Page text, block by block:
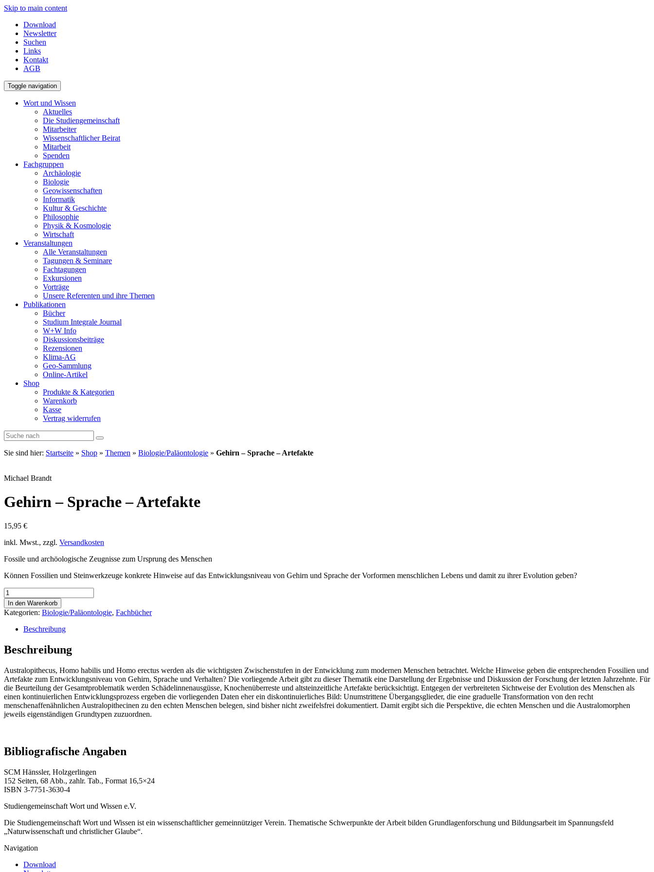
Skip to main content
Download
Newsletter
Suchen
Links
Kontakt
AGB
Toggle navigation
Wort und Wissen
Aktuelles
Die Studiengemeinschaft
Mitarbeiter
Wissenschaftlicher Beirat
Mitarbeit
Spenden
Fachgruppen
Archäologie
Biologie
Geowissenschaften
Informatik
Kultur & Geschichte
Philosophie
Physik & Kosmologie
Wirtschaft
Veranstaltungen
Alle Veranstaltungen
Tagungen & Seminare
Fachtagungen
Exkursionen
Vorträge
Unsere Referenten und ihre Themen
Publikationen
Bücher
Studium Integrale Journal
W+W Info
Diskussionsbeiträge
Rezensionen
Klima-AG
Geo-Sammlung
Online-Artikel
Shop
Produkte & Kategorien
Warenkorb
Kasse
Vertrag widerrufen
Sie sind hier: Startseite » Shop » Themen » Biologie/Paläontologie » Gehirn – Sprache – Artefakte
Michael Brandt
Gehirn – Sprache – Artefakte
15,95 €
inkl. Mwst., zzgl. Versandkosten
Fossile und archöologische Zeugnisse zum Ursprung des Menschen
Können Fossilien und Steinwerkzeuge konkrete Hinweise auf das Entwicklungsniveau von Gehirn und Sprache der Vorformen menschlichen Lebens und damit zu ihrer Evolution geben?
Gehirn
–
Sprache
–
Artefakte
Menge
In den Warenkorb
Kategorien: Biologie/Paläontologie, Fachbücher
Beschreibung
Beschreibung
Australopithecus, Homo habilis und Homo erectus werden als die wichtigsten Zwischenstufen in der Entwicklung zum modernen Menschen betrachtet. Welche Hinweise geben die entsprechenden Fossilien und
Artefakte zum Entwicklungsniveau von Gehirn, Sprache und Verhalten? Die vorliegende Arbeit gibt zu dieser Thematik eine Darstellung der Ergebnisse und Diskussion der Forschung der letzten Jahrzehnte. Für
die Beurteilung der Gesamtproblematik werden Schädelinnenausgüsse, Knochenüberreste und altsteinzeitliche Artefakte berücksichtigt. Entgegen der verbreiteten Sichtweise der Evolution des Menschen als
einen kontinuierlichen Entwicklungsprozess ergeben die vorliegenden Daten eher ein diskontinuierliches Bild: Unumstrittene Übergangsglieder, die eine graduelle Transformation von den recht
menschenaffenähnlichen Australopithecinen zu den echten Menschen belegen, sind bisher nicht zweifelsfrei dokumentiert. Damit ergibt sich die Perspektive, die echten Menschen und die Australomorphen
jeweils eigenständigen Grundtypen zuzuordnen.
Bibliografische Angaben
SCM Hänssler, Holzgerlingen
152 Seiten, 68 Abb., zahlr. Tab., Format 16,5×24
ISBN 3-7751-3630-4
Studiengemeinschaft Wort und Wissen e.V.
Die Studiengemeinschaft Wort und Wissen ist ein wissenschaftlicher gemeinnütziger Verein. Thematische Schwerpunkte der Arbeit bilden Grundlagenforschung und Bildungsarbeit im Spannungsfeld
„Naturwissenschaft und christlicher Glaube“.
Navigation
Download